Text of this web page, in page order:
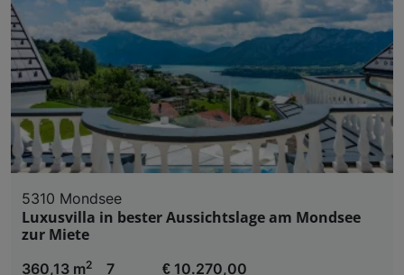
5310 Mondsee
Luxusvilla in bester Aussichtslage am Mondsee
zur Miete
360,13 m2
7 € 10.270,00